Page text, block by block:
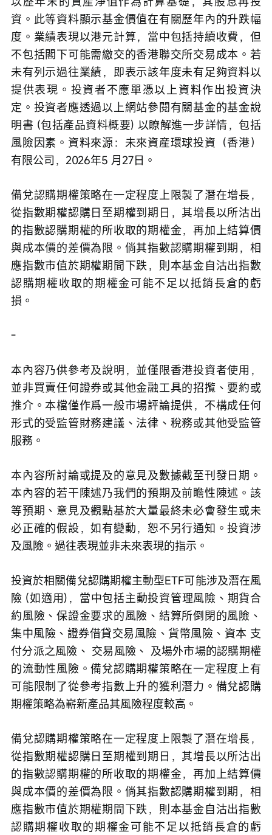
資。此等資料顯示基金價值在有關歷年內的升跌幅
度。業績表現以港元計算，當中包括持續收費，但
不包括閣下可能需繳交的香港聯交所交易成本。若
未有列示過往業績，即表示該年度未有足夠資料以
提供表現。投資者不應單憑以上資料作出投資決
定。投資者應透過以上網站參閱有關基金的基金說
明書 (包括產品資料概要) 以瞭解進一步詳情，包括
風險因素。資料來源：未來資産環球投資（香港）
有限公司，2026年5 月27日。
備兌認購期權策略在一定程度上限製了潛在增長，
從指數期權認購日至期權到期日，其增長以所沽出
的指數認購期權的所收取的期權金，再加上結算價
與成本價的差價為限。倘其指數認購期權到期，相
應指數市值於期權期間下跌，則本基金自沽出指數
認購期權收取的期權金可能不足以抵銷長倉的虧
損。
-
本內容乃供參考及說明，並僅限香港投資者使用，
並非買賣任何證券或其他金融工具的招攬、要約或
推介。本檔僅作爲一般市場評論提供，不構成任何
形式的受監管財務建議、法律、稅務或其他受監管
服務。
本內容所討論或提及的意見及數據截至刊發日期。
本內容的若干陳述乃我們的預期及前瞻性陳述。該
等預期、意見及觀點基於大量最終未必會發生或未
必正確的假設，如有變動，恕不另行通知。投資涉
及風險。過往表現並非未來表現的指示。
投資於相關備兌認購期權主動型ETF可能涉及潛在風
險 (如適用)，當中包括主動投資管理風險、期貨合
約風險、保證金要求的風險、結算所倒閉的風險、
集中風險、證券借貸交易風險、貨幣風險、資本 支
付分派之風險、 交易風險、 及場外市場的認購期權
的流動性風險。備兌認購期權策略在一定程度上有
可能限制了從參考指數上升的獲利潛力。備兌認購
期權策略為嶄新產品其風險程度較高。
備兌認購期權策略在一定程度上限製了潛在增長，
從指數期權認購日至期權到期日，其增長以所沽出
的指數認購期權的所收取的期權金，再加上結算價
與成本價的差價為限。倘其指數認購期權到期，相
應指數市值於期權期間下跌，則本基金自沽出指數
認購期權收取的期權金可能不足以抵銷長倉的虧